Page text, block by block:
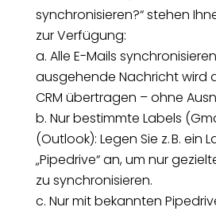
synchronisieren?“ stehen
zur Verfügung:
a. Alle E-Mails
ausgehende Nachricht wird
CRM übertragen – ohne
b. Nur bestimmte Labels
(Outlook): Legen Sie z. B. ein
„Pipedrive“ an, um nur
zu synchronisieren.
c. Nur mit bekannten